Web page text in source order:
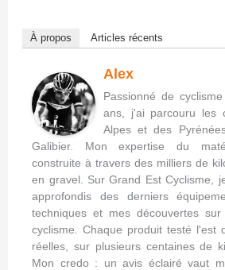
À propos Articles récents
Alex
Passionné de
ans, j'ai parcouru les
Alpes et des
Galibier. Mon expertise du
construite à travers des milliers de
en gravel. Sur Grand Est Cyclisme,
approfondis des derniers
techniques et mes découvertes
cyclisme. Chaque produit testé l'est
réelles, sur plusieurs centaines de
Mon credo : un avis éclairé vaut